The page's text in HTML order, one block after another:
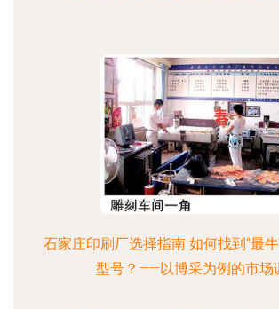
石家庄印刷厂选择指南 如何找到“最
型号？——以博采为例的市场